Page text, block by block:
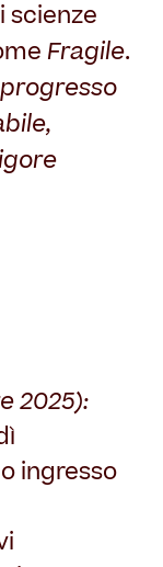
scienze
Fragile.
2025):
ingresso